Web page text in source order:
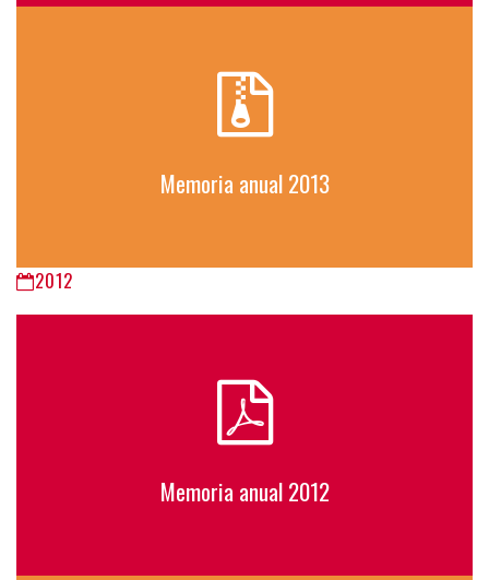
Memoria anual 2013
2012
Memoria anual 2012